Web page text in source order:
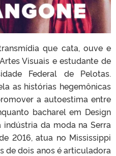
que cata, ouve e
Visuais e estudante de
Federal de Pelotas.
as histórias hegemônicas
a autoestima entre
bacharel em Design
da moda na Serra
2016, atua no Mississippi
de dois anos é articuladora